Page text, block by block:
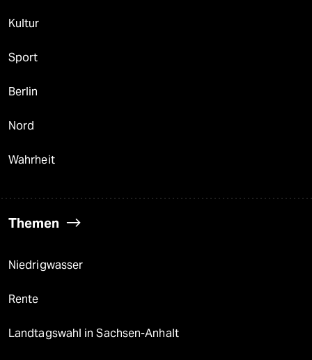
Kultur
Sport
Berlin
Nord
Wahrheit
Themen
Niedrigwasser
Rente
Landtagswahl in Sachsen-Anhalt